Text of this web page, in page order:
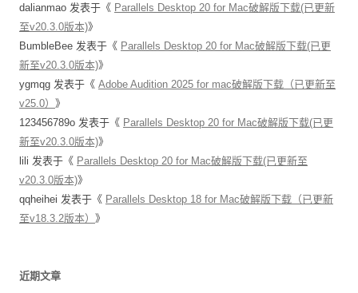
dalianmao 发表于《 Parallels Desktop 20 for Mac破解版下载(已更新
至v20.3.0版本)》
BumbleBee 发表于《 Parallels Desktop 20 for Mac破解版下载(已更
新至v20.3.0版本)》
ygmqg 发表于《 Adobe Audition 2025 for mac破解版下载（已更新至
v25.0） 》
123456789o 发表于《 Parallels Desktop 20 for Mac破解版下载(已更
新至v20.3.0版本)》
lili 发表于《 Parallels Desktop 20 for Mac破解版下载(已更新至
v20.3.0版本)》
qqheihei 发表于《 Parallels Desktop 18 for Mac破解版下载（已更新
至v18.3.2版本） 》
近期文章